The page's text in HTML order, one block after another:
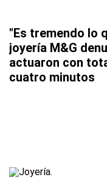
"Es tremendo lo
joyería M&G
actuaron con
cuatro minutos